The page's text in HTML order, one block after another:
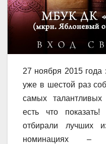
27 ноября 2015
уже в шестой раз
самых
есть что
отбирали лучших
номинациях –